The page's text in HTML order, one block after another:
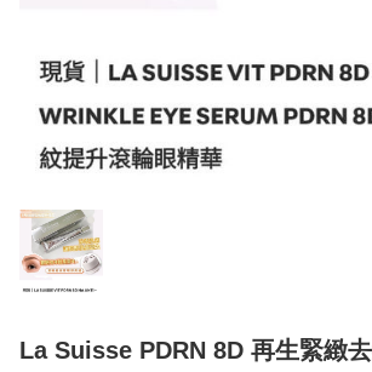
La Suisse PDRN 8D 再生緊緻